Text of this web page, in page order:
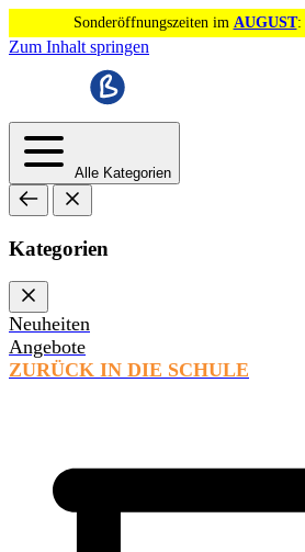
Sonderöffnungszeiten im AUGUST:
Zum Inhalt springen
Alle Kategorien
Kategorien
Neuheiten
Angebote
ZURÜCK IN DIE SCHULE